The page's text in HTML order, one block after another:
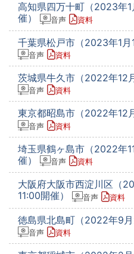
高知県四万十町（2023年
催）
音声 資料
千葉県松戸市（2023年1月
音声 資料
茨城県牛久市（2022年12
音声 資料
東京都昭島市（2022年12
音声 資料
埼玉県鶴ヶ島市（2022年
催）
音声 資料
大阪府大阪市西淀川区（
11:00開催）
音声 資料
徳島県北島町（2022年9
音声 資料